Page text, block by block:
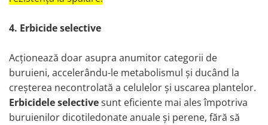
4. Erbicide selective
Acționează doar asupra anumitor categorii de
buruieni, accelerându-le metabolismul și ducând la
creșterea necontrolată a celulelor și uscarea plantelor.
Erbicidele selectivesunt eficiente mai ales împotriva
buruienilor dicotiledonate anuale și perene, fără să